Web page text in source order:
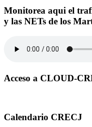
Monitorea aqui el
y las NETs de los
Acceso a CLOUD-
Calendario CRECJ